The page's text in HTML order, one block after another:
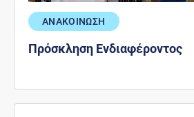
ΑΝΑΚΟΙΝΩΣΗ
Πρόσκληση Ενδιαφέροντος